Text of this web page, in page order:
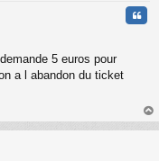
5 euros pour
a l abandon du ticket
au